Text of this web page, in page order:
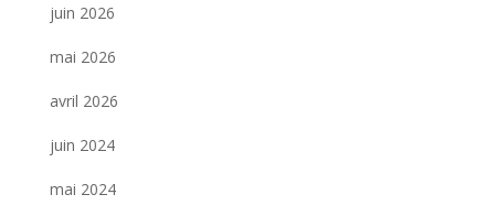
juin 2026
mai 2026
avril 2026
juin 2024
mai 2024